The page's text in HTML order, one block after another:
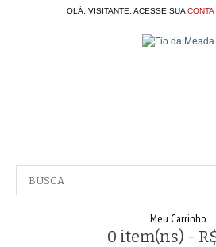
OLÁ, VISITANTE. ACESSE SUA CONTA
Meu Carrinho
0 item(ns) -